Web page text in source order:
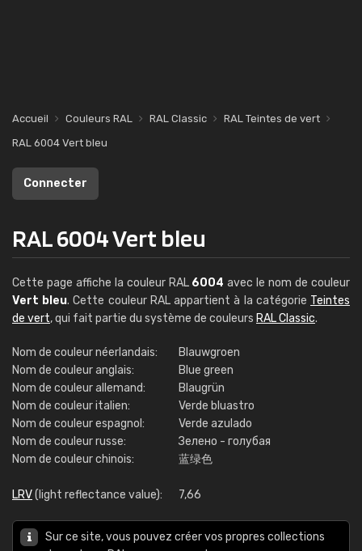
Accueil Couleurs RAL RAL Classic
RAL Teintes de vert
RAL 6004 Vert bleu
Connecter
RAL 6004 Vert bleu
Cette page affiche la couleur RAL 6004 avec le nom de couleur
Vert bleu. Cette couleur RAL appartient à la catégorie Teintes
de vert, qui fait partie du système de couleurs RAL Classic.
Nom de couleur néerlandais:
Blauwgroen
Nom de couleur anglais:
Blue green
Nom de couleur allemand:
Blaugrün
Nom de couleur italien:
Verde bluastro
Nom de couleur espagnol:
Verde azulado
Nom de couleur russe:
Зелено - голубая
Nom de couleur chinois:
蓝绿色
LRV(light reflectance value): 7,66
Sur ce site, vous pouvez créer vos propres collections